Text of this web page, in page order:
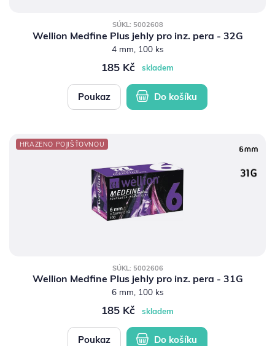
SÚKL: 5002608
Wellion Medfine Plus jehly pro inz. pera - 32G
4 mm, 100 ks
185 Kč skladem
Poukaz Do košíku
HRAZENO POJIŠŤOVNOU
SÚKL: 5002606
Wellion Medfine Plus jehly pro inz. pera - 31G
6 mm, 100 ks
185 Kč skladem
Poukaz Do košíku